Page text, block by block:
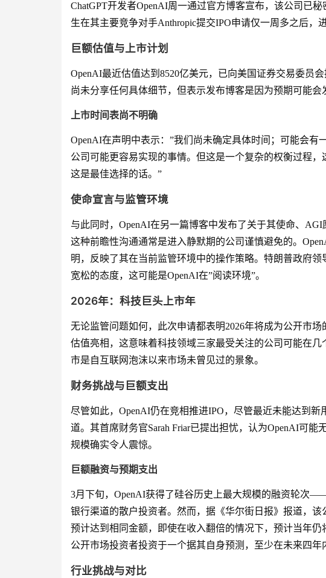
ChatGPT开发者OpenAI周一通过官方博客宣布，该公司已
生在其主要竞争对手Anthropic提交IPO申请仅一周多之后，
巨额估值与上市计划
OpenAI最近估值达到8520亿美元，已向美国证券交易委员
尚未分享任何具体细节，但表示发布博客是因为预期可能会
上市时间表尚不明确
OpenAI在声明中表示：”我们尚未确定具体时间；可能会有
公司可能更容易实现的事情。但这是一个复杂的权衡过程
这是最佳选择的话。”
使命宣言与监管环境
与此同时，OpenAI在另一篇博客中发布了关于其使命、
这种前瞻性沟通通常是进入静默期的公司谨慎避免的。
明，反映了其在当前监管环境中的操作策略。特朗普政府
宽松的态度，这可能是OpenAI在”阅读环境”。
2026年：科技巨头上市年
无论监管问题如何，此次申请都表明2026年将成为公开市场
估值亮相，这意味着科技领域三家最受关注的公司可能在
市是自互联网泡沫以来市场未曾见过的景象。
财务挑战与巨额支出
尽管如此，OpenAI仍在竞相推进IPO，尽管最近未能达到
道。其首席财务官Sarah Friar已提出担忧，认为OpenAI可
规模确实令人震惊。
巨额融资与预期支出
3月下旬，OpenAI获得了硅谷历史上最大规模的融资轮次
银行渠道的散户投资者。然而，据《华尔街日报》报道，
预计达到相同金额，即使在收入翻倍的情况下，预计当年仍
公开市场投资者投资于一个据其自身预测，至少在未来四年
行业挑战与对比